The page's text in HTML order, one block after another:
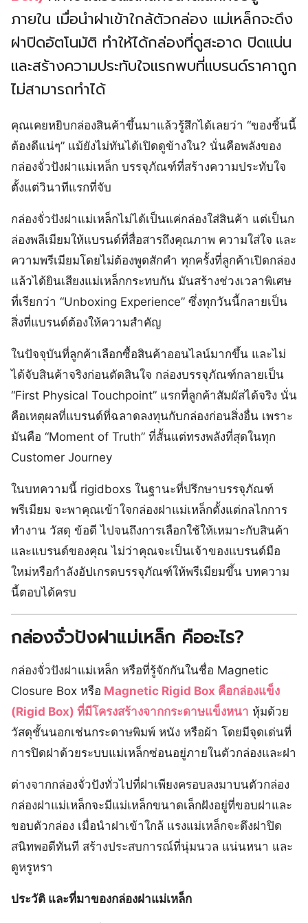
ภายใน เมื่อนำฝาเข้าใกล้ตัวกล่อง แม่เหล็กจะดึง
ฝาปิดอัตโนมัติ ทำให้ได้กล่องที่ดูสะอาด ปิดแน่น
และสร้างความประทับใจแรกพบที่แบรนด์ราคาถูก
ไม่สามารถทำได้
คุณเคยหยิบกล่องสินค้าขึ้นมาแล้วรู้สึกได้เลยว่า “ของชิ้นนี้
ต้องดีแน่ๆ” แม้ยังไม่ทันได้เปิดดูข้างใน? นั่นคือพลังของ
กล่องจั่วปังฝาแม่เหล็ก บรรจุภัณฑ์ที่สร้างความประทับใจ
ตั้งแต่วินาทีแรกที่จับ
กล่องจั่วปังฝาแม่เหล็กไม่ได้เป็นแค่กล่องใส่สินค้า แต่เป็นก
ล่องพลีเมียมให้แบรนด์ที่สื่อสารถึงคุณภาพ ความใส่ใจ และ
ความพรีเมียมโดยไม่ต้องพูดสักคำ ทุกครั้งที่ลูกค้าเปิดกล่อง
แล้วได้ยินเสียงแม่เหล็กกระทบกัน มันสร้างช่วงเวลาพิเศษ
ที่เรียกว่า “Unboxing Experience” ซึ่งทุกวันนี้กลายเป็น
สิ่งที่แบรนด์ต้องให้ความสำคัญ
ในปัจจุบันที่ลูกค้าเลือกซื้อสินค้าออนไลน์มากขึ้น และไม่
ได้จับสินค้าจริงก่อนตัดสินใจ กล่องบรรจุภัณฑ์กลายเป็น
“First Physical Touchpoint” แรกที่ลูกค้าสัมผัสได้จริง นั่น
คือเหตุผลที่แบรนด์ที่ฉลาดลงทุนกับกล่องก่อนสิ่งอื่น เพราะ
มันคือ “Moment of Truth” ที่สั้นแต่ทรงพลังที่สุดในทุก
Customer Journey
ในบทความนี้ rigidboxs ในฐานะที่ปรึกษาบรรจุภัณฑ์
พรีเมียม จะพาคุณเข้าใจกล่องฝาแม่เหล็กตั้งแต่กลไกการ
ทำงาน วัสดุ ข้อดี ไปจนถึงการเลือกใช้ให้เหมาะกับสินค้า
และแบรนด์ของคุณ ไม่ว่าคุณจะเป็นเจ้าของแบรนด์มือ
ใหม่หรือกำลังอัปเกรดบรรจุภัณฑ์ให้พรีเมียมขึ้น บทความ
นี้ตอบได้ครบ
กล่องจั่วปังฝาแม่เหล็ก คืออะไร?
กล่องจั่วปังฝาแม่เหล็ก หรือที่รู้จักกันในชื่อ Magnetic
Closure Box หรือ Magnetic Rigid Box คือกล่องแข็ง
(Rigid Box) ที่มีโครงสร้างจากกระดาษแข็งหนา หุ้มด้วย
วัสดุชั้นนอกเช่นกระดาษพิมพ์ หนัง หรือผ้า โดยมีจุดเด่นที่
การปิดฝาด้วยระบบแม่เหล็กซ่อนอยู่ภายในตัวกล่องและฝา
ต่างจากกล่องจั่วปังทั่วไปที่ฝาเพียงครอบลงมาบนตัวกล่อง
กล่องฝาแม่เหล็กจะมีแม่เหล็กขนาดเล็กฝังอยู่ที่ขอบฝาและ
ขอบตัวกล่อง เมื่อนำฝาเข้าใกล้ แรงแม่เหล็กจะดึงฝาปิด
สนิทพอดีทันที สร้างประสบการณ์ที่นุ่มนวล แน่นหนา และ
ดูหรูหรา
ประวัติ และที่มาของกล่องฝาแม่เหล็ก